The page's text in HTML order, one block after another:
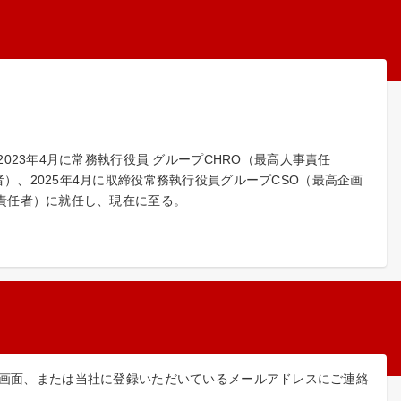
年4月に常務執行役員 グループCHRO（最高人事責任
、2025年4月に取締役常務執行役員グループCSO（最高企画
者）に就任し、現在に至る。
、または当社に登録いただいているメールアドレスにご連絡